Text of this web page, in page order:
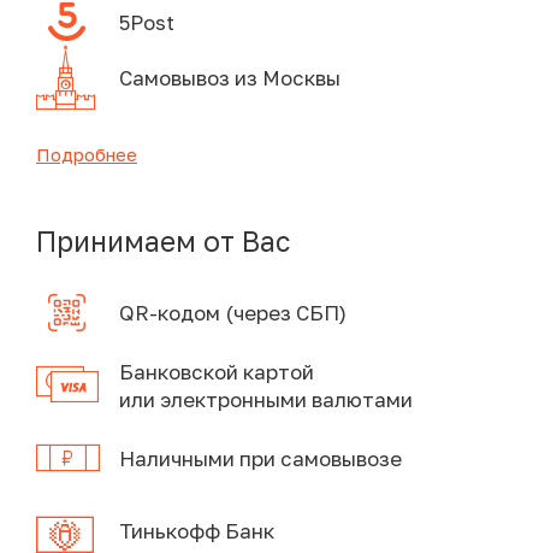
5Post
Самовывоз из Москвы
Подробнее
Принимаем от Вас
QR-кодом (через СБП)
Банковской картой
или электронными валютами
Наличными при самовывозе
Тинькофф Банк